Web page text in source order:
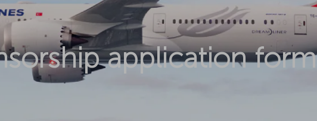
application form